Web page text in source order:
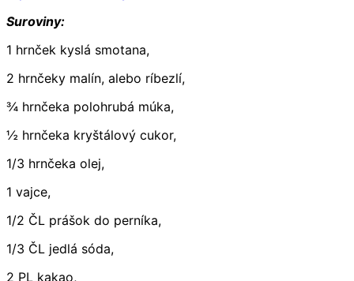
Suroviny:
1 hrnček kyslá smotana,
2 hrnčeky malín, alebo ríbezlí,
¾ hrnčeka polohrubá múka,
½ hrnčeka kryštálový cukor,
1/3 hrnčeka olej,
1 vajce,
1/2 ČL prášok do perníka,
1/3 ČL jedlá sóda,
2 PL kakao,